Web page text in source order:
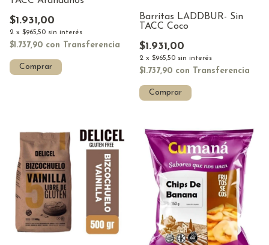
$1.931,00
2 x $965,50 sin interés
$1.737,90 con Transferencia
Comprar
Barritas LADDBUR- Sin
TACC Coco
$1.931,00
2 x $965,50 sin interés
$1.737,90 con Transferencia
Comprar